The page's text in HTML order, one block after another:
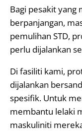
Bagi pesakit yang
berpanjangan,
pemulihan STD,
perlu dijalankan
Di fasiliti kami,
dijalankan
spesifik. Untuk
membantu lelaki
maskuliniti